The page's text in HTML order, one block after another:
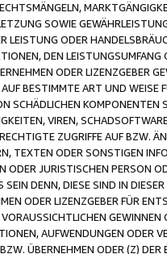
SOWIE
LEISTUNG ODER
DEN
ODER LIZENZGEBER
BESTIMMTE ART UND
SCHÄDLICHEN
VIREN,
ZUGRIFFE AUF BZW.
TEXTEN ODER SONSTIGEN
ODER JURISTISCHEN PERSON
DENN, DIESE SIND IN
ODER LIZENZGEBER FÜR
AUFWENDUNGEN ODER
ÜBERNEHMEN ODER (Z)